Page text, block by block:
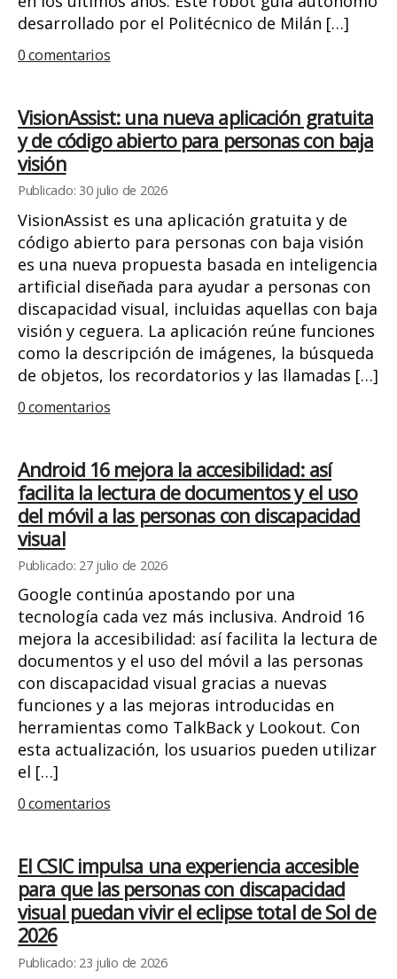
desarrollado por el Politécnico de Milán […]
0 comentarios
VisionAssist: una nueva aplicación gratuita
y de código abierto para personas con baja
visión
Publicado: 30 julio de 2026
VisionAssist es una aplicación gratuita y de
código abierto para personas con baja visión
es una nueva propuesta basada en inteligencia
artificial diseñada para ayudar a personas con
discapacidad visual, incluidas aquellas con baja
visión y ceguera. La aplicación reúne funciones
como la descripción de imágenes, la búsqueda
de objetos, los recordatorios y las llamadas […]
0 comentarios
Android 16 mejora la accesibilidad: así
facilita la lectura de documentos y el uso
del móvil a las personas con discapacidad
visual
Publicado: 27 julio de 2026
Google continúa apostando por una
tecnología cada vez más inclusiva. Android 16
mejora la accesibilidad: así facilita la lectura de
documentos y el uso del móvil a las personas
con discapacidad visual gracias a nuevas
funciones y a las mejoras introducidas en
herramientas como TalkBack y Lookout. Con
esta actualización, los usuarios pueden utilizar
el […]
0 comentarios
El CSIC impulsa una experiencia accesible
para que las personas con discapacidad
visual puedan vivir el eclipse total de Sol de
2026
Publicado: 23 julio de 2026